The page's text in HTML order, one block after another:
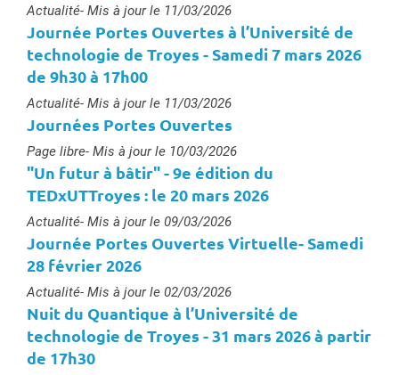
Type :
Actualité- Mis à jour le 11/03/2026
Journée Portes Ouvertes à l’Université de
technologie de Troyes - Samedi 7 mars 2026
de 9h30 à 17h00
Type :
Actualité- Mis à jour le 11/03/2026
Journées Portes Ouvertes
Type :
Page libre- Mis à jour le 10/03/2026
"Un futur à bâtir" - 9e édition du
TEDxUTTroyes : le 20 mars 2026
Type :
Actualité- Mis à jour le 09/03/2026
Journée Portes Ouvertes Virtuelle- Samedi
28 février 2026
Type :
Actualité- Mis à jour le 02/03/2026
Nuit du Quantique à l’Université de
technologie de Troyes - 31 mars 2026 à partir
de 17h30